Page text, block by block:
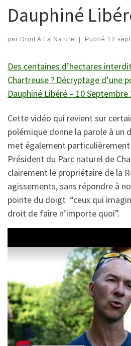
Dauphiné
par Droit A La Nature | Publié 12
Des centaines d’hectares
Chartreuse ? Décryptage d’une
Dauphiné Libéré – 10 Septembre
Cette vidéo qui revient sur
polémique donne la parole à un
met également particulièrement
Président du Parc naturel de
clairement le propriétaire de la
agissements, sans répondre à
pointe du doigt “ceux qui
droit de faire n’importe quoi”.